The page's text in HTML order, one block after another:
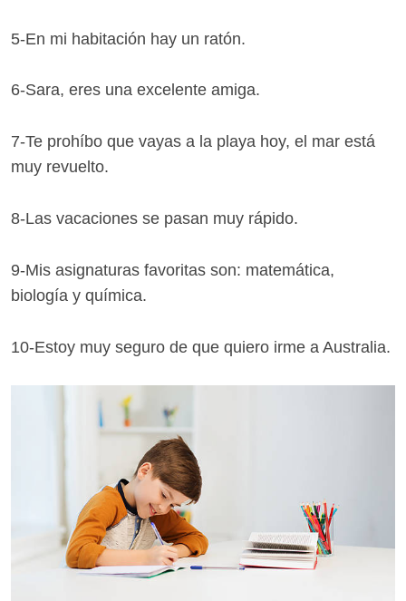
5-En mi habitación hay un ratón.
6-Sara, eres una excelente amiga.
7-Te prohíbo que vayas a la playa hoy, el mar está
muy revuelto.
8-Las vacaciones se pasan muy rápido.
9-Mis asignaturas favoritas son: matemática,
biología y química.
10-Estoy muy seguro de que quiero irme a Australia.